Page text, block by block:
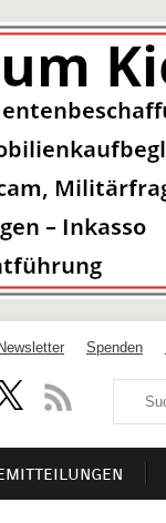
Newsletter Spenden